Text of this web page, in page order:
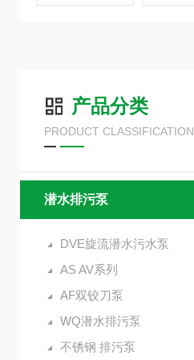
产品分类
PRODUCT CLASSIFICATION
潜水排污泵
DVE旋流潜水污水泵
AS AV系列
AF双铰刀泵
WQ潜水排污泵
不锈钢 排污泵